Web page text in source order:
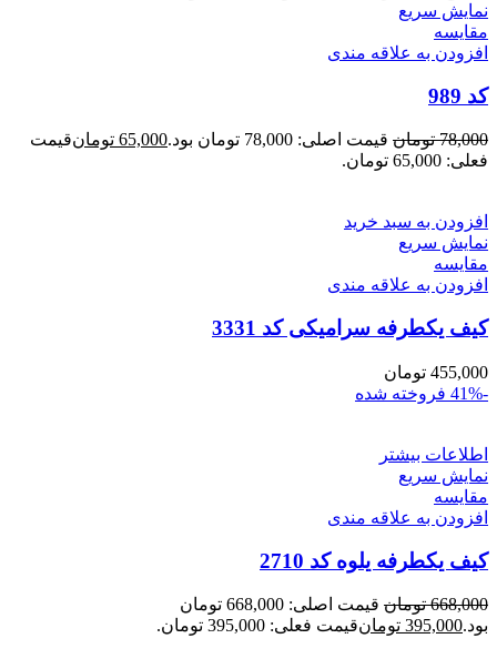
نمایش سریع
مقايسه
افزودن به علاقه مندی
کد 989
78,000 تومان قیمت اصلی: 78,000 تومان بود. 65,000 تومانقیمت
فعلی: 65,000 تومان.
افزودن به سبد خرید
نمایش سریع
مقايسه
افزودن به علاقه مندی
کیف یکطرفه سرامیکی کد 3331
455,000 تومان
-41%
فروخته شده
اطلاعات بیشتر
نمایش سریع
مقايسه
افزودن به علاقه مندی
کیف یکطرفه یلوه کد 2710
668,000 تومان
قیمت اصلی: 668,000 تومان
بود.395,000 تومانقیمت فعلی: 395,000 تومان.